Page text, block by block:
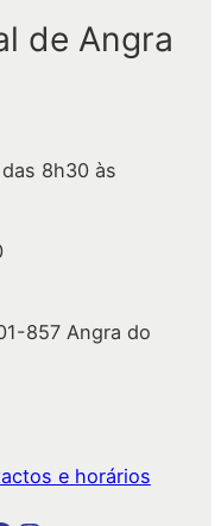
de Angra
8h30 às
857 Angra do
e horários